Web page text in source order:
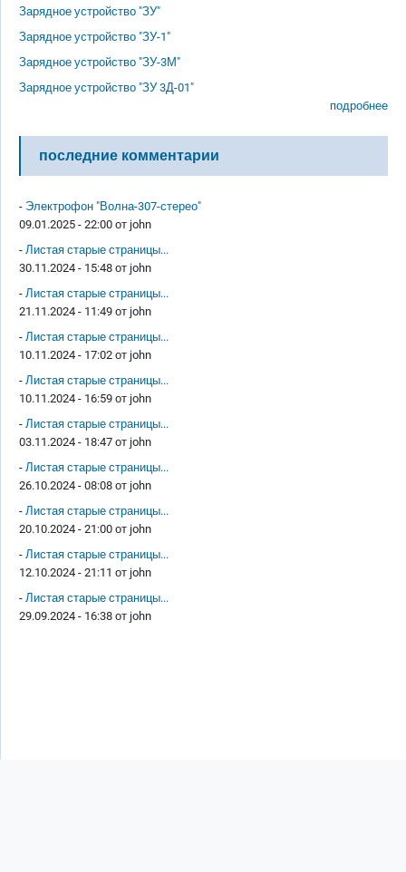
Зарядное устройство "ЗУ"
Зарядное устройство "ЗУ-1"
Зарядное устройство "ЗУ-3М"
Зарядное устройство "ЗУ 3Д-01"
подробнее
последние комментарии
- Электрофон "Волна-307-стерео"
09.01.2025 - 22:00 от john
- Листая старые страницы...
30.11.2024 - 15:48 от john
- Листая старые страницы...
21.11.2024 - 11:49 от john
- Листая старые страницы...
10.11.2024 - 17:02 от john
- Листая старые страницы...
10.11.2024 - 16:59 от john
- Листая старые страницы...
03.11.2024 - 18:47 от john
- Листая старые страницы...
26.10.2024 - 08:08 от john
- Листая старые страницы...
20.10.2024 - 21:00 от john
- Листая старые страницы...
12.10.2024 - 21:11 от john
- Листая старые страницы...
29.09.2024 - 16:38 от john